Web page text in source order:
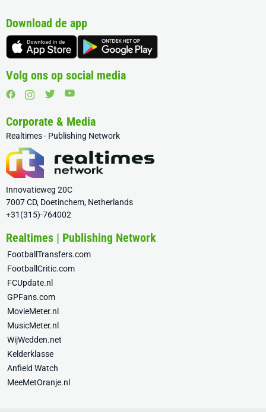
Download de app
Volg ons op social media
Corporate & Media
Realtimes - Publishing Network
Innovatieweg 20C
7007 CD, Doetinchem, Netherlands
+31(315)-764002
Realtimes | Publishing Network
FootballTransfers.com
FootballCritic.com
FCUpdate.nl
GPFans.com
MovieMeter.nl
MusicMeter.nl
WijWedden.net
Kelderklasse
Anfield Watch
MeeMetOranje.nl